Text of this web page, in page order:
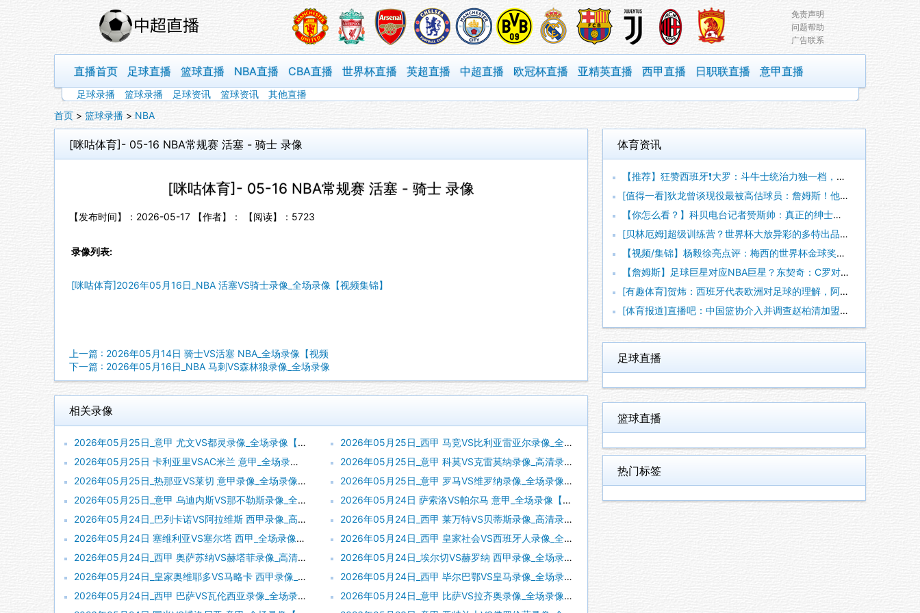
免责声明
问题帮助
广告联系
直播首页 足球直播 篮球直播 NBA直播 CBA直播 世界杯直播 英超直播 中超直播 欧冠杯直播 亚精英直播 西甲直播 日职联直播 意甲直播
足球录播 篮球录播 足球资讯 篮球资讯
其他直播
首页 > 篮球录播 > NBA
[咪咕体育]- 05-16 NBA常规赛 活塞 - 骑士 录像
[咪咕体育]- 05-16 NBA常规赛 活塞 - 骑士 录像
【发布时间】：2026-05-17 【作者】： 【阅读】： 5723
录像列表:
[咪咕体育]2026年05月16日_NBA 活塞VS骑士录像_全场录像【视频集锦】
上一篇 : 2026年05月14日 骑士VS活塞 NBA_全场录像【视频
下一篇 : 2026年05月16日_NBA 马刺VS森林狼录像_全场录像
相关录像
2026年05月25日_意甲 尤文VS都灵录像_全场录像【高清回放】
2026年05月25日_西甲 马竞VS比利亚雷亚尔录像_全场录像【全场回放】
2026年05月25日 卡利亚里VSAC米兰 意甲_全场录像【全场回放】
2026年05月25日_意甲 科莫VS克雷莫纳录像_高清录像【全场回放】
2026年05月25日_热那亚VS莱切 意甲录像_全场录像【全场回放】
2026年05月25日_意甲 罗马VS维罗纳录像_全场录像【全场回放】
2026年05月25日_意甲 乌迪内斯VS那不勒斯录像_全场录像【全场回放】
2026年05月24日 萨索洛VS帕尔马 意甲_全场录像【视频集锦】
2026年05月24日_巴列卡诺VS阿拉维斯 西甲录像_高清录像【全场回放】
2026年05月24日_西甲 莱万特VS贝蒂斯录像_高清录像【全场回放】
2026年05月24日 塞维利亚VS塞尔塔 西甲_全场录像【视频集锦】
2026年05月24日_西甲 皇家社会VS西班牙人录像_全场录像【视频集锦】
2026年05月24日_西甲 奥萨苏纳VS赫塔菲录像_高清录像【全场回放】
2026年05月24日_埃尔切VS赫罗纳 西甲录像_全场录像【视频集锦】
2026年05月24日_皇家奥维耶多VS马略卡 西甲录像_全场录像【高清回放】
2026年05月24日_西甲 毕尔巴鄂VS皇马录像_全场录像【视频集锦】
2026年05月24日_西甲 巴萨VS瓦伦西亚录像_全场录像【高清回放】
2026年05月24日_意甲 比萨VS拉齐奥录像_全场录像【视频集锦】
体育资讯
【推荐】狂赞西班牙❗大罗：斗牛士统治力独一档，阿根廷有梅西也
[值得一看]狄龙曾谈现役最被高估球员：詹姆斯！他的时代结束了
【你怎么看？】科贝电台记者赞斯帅：真正的绅士，拥抱德拉富恩特
[贝林厄姆]超级训练营？世界杯大放异彩的多特出品球员！
【视频/集锦】杨毅徐亮点评：梅西的世界杯金球奖竟被罗德里“抢
【詹姆斯】足球巨星对应NBA巨星？东契奇：C罗对应勒布朗，梅
[有趣体育]贺炜：西班牙代表欧洲对足球的理解，阿根廷代表南美
[体育报道]直播吧：中国篮协介入并调查赵柏清加盟日本联赛一事
足球直播
篮球直播
热门标签